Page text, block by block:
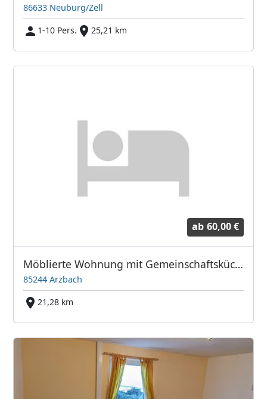
86633 Neuburg/Zell
1-10 Pers.
25,21 km
ab 60,00 €
Möblierte Wohnung mit Gemeinschaftsküche
85244 Arzbach
21,28 km